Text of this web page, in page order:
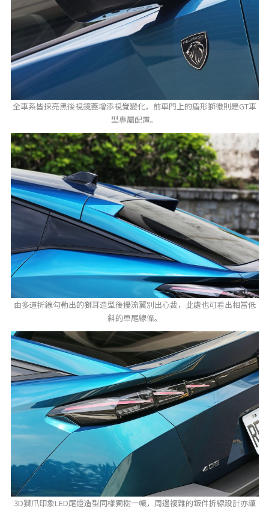
全車系皆採亮黑後視鏡蓋增添視覺變化，前車門上的盾形獅徽則是GT車
型專屬配置。
由多道折線勾勒出的獅耳造型後擾流翼別出心裁，此處也可看出相當低
斜的車尾線條。
3D獅爪印象LED尾燈造型同樣獨樹一幟，周邊複雜的鈑件折線設計亦讓